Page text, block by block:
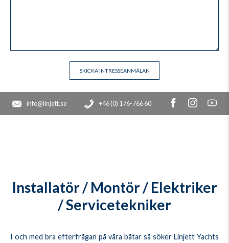
info@linjett.se +46 (0) 176-766 60
Installatör / Montör / Elektriker
/ Servicetekniker
I och med bra efterfrågan på våra båtar så söker Linjett Yachts